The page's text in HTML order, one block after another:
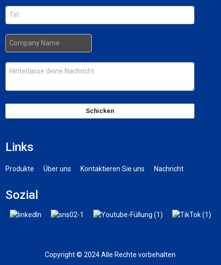
Schicken
Links
Produkte Über uns Kontaktieren Sie uns Nachricht
Sozial
Copyright © 2024 Alle Rechte vorbehalten